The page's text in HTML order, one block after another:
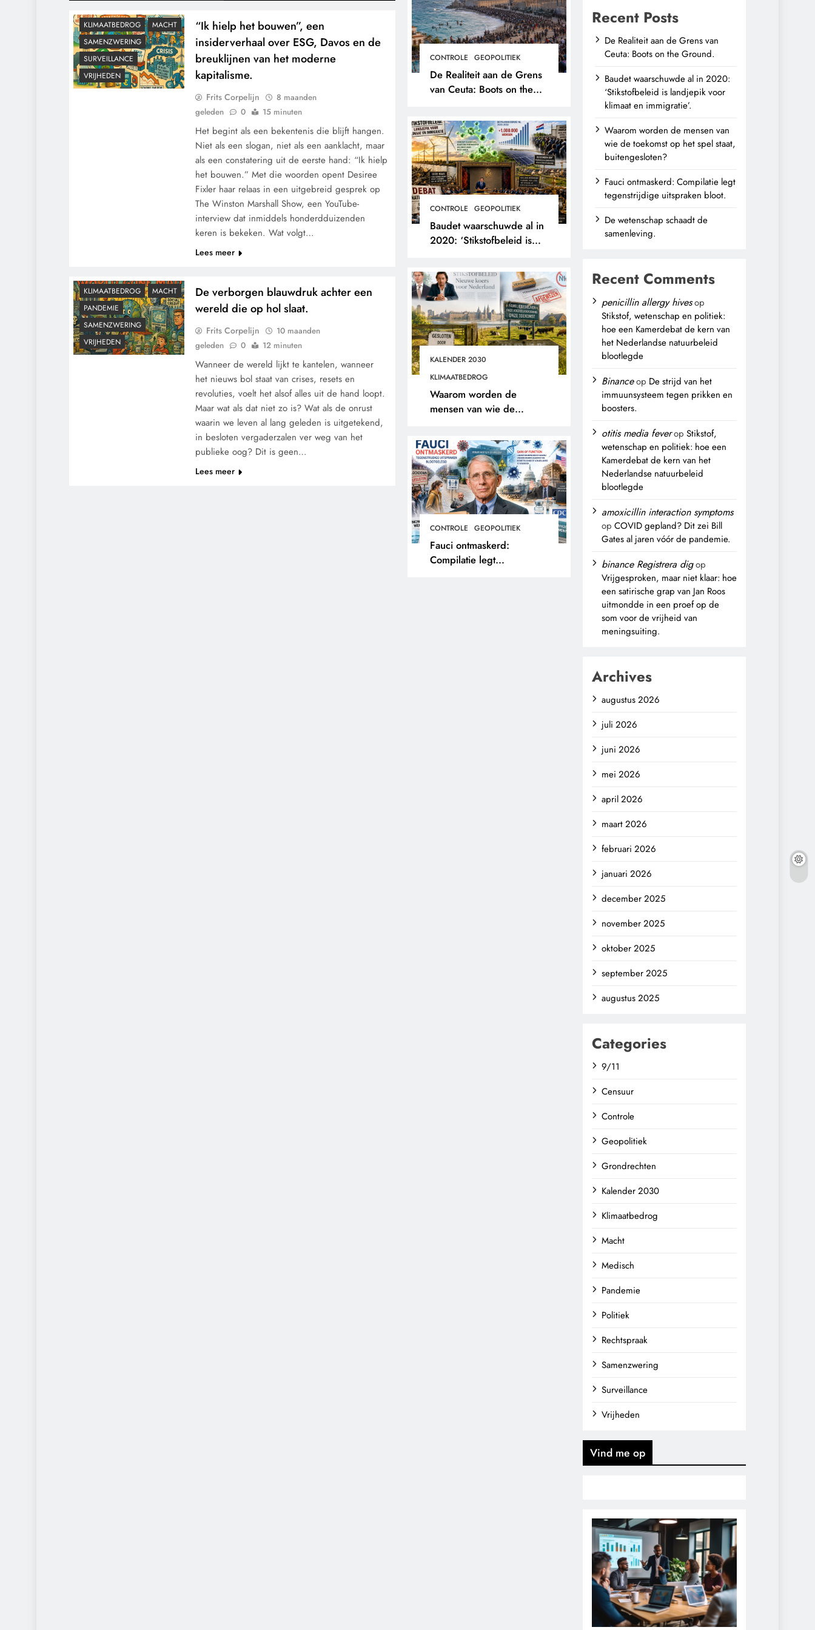
CONTROLE GEOPOLITIEK
De Realiteit aan de Grens
van Ceuta: Boots on the
CONTROLE GEOPOLITIEK
Baudet waarschuwde al in
2020: ‘Stikstofbeleid is
immigratie’.
KALENDER 2030
KLIMAATBEDROG
Waarom worden de
mensen van wie de
buitengesloten?
CONTROLE GEOPOLITIEK
Fauci ontmaskerd:
Compilatie legt
KLIMAATBEDROG
MACHT
SAMENZWERING
SURVEILLANCE
VRIJHEDEN
“Ik hielp het bouwen”, een
insiderverhaal over ESG, Davos en de
breuklijnen van het moderne
kapitalisme.
Frits Corpelijn
8 maanden
geleden
0 15 minuten
Het begint als een bekentenis die blijft hangen.
Niet als een slogan, niet als een aanklacht, maar
als een constatering uit de eerste hand: “Ik hielp
het bouwen.” Met die woorden opent Desiree
Fixler haar relaas in een uitgebreid gesprek op
The Winston Marshall Show, een YouTube-
interview dat inmiddels honderdduizenden
keren is bekeken. Wat volgt…
Lees meer
KLIMAATBEDROG
MACHT
PANDEMIE
SAMENZWERING
VRIJHEDEN
De verborgen blauwdruk achter een
wereld die op hol slaat.
Frits Corpelijn
10 maanden
geleden
0 12 minuten
Wanneer de wereld lijkt te kantelen, wanneer
het nieuws bol staat van crises, resets en
revoluties, voelt het alsof alles uit de hand loopt.
Maar wat als dat niet zo is? Wat als de onrust
waarin we leven al lang geleden is uitgetekend,
in besloten vergaderzalen ver weg van het
publieke oog? Dit is geen…
Lees meer
Recent Posts
De Realiteit aan de Grens van
Ceuta: Boots on the Ground.
Baudet waarschuwde al in 2020:
‘Stikstofbeleid is landjepik voor
klimaat en immigratie’.
Waarom worden de mensen van
wie de toekomst op het spel staat,
buitengesloten?
Fauci ontmaskerd: Compilatie legt
tegenstrijdige uitspraken bloot.
De wetenschap schaadt de
samenleving.
Recent Comments
penicillin allergy hivesop
Stikstof, wetenschap en politiek:
hoe een Kamerdebat de kern van
het Nederlandse natuurbeleid
blootlegde
Binanceop De strijd van het
immuunsysteem tegen prikken en
boosters.
otitis media feverop Stikstof,
wetenschap en politiek: hoe een
Kamerdebat de kern van het
Nederlandse natuurbeleid
blootlegde
amoxicillin interaction symptoms
op COVID gepland? Dit zei Bill
Gates al jaren vóór de pandemie.
binance Registrera digop
Vrijgesproken, maar niet klaar: hoe
een satirische grap van Jan Roos
uitmondde in een proef op de
som voor de vrijheid van
meningsuiting.
Archives
augustus 2026
juli 2026
juni 2026
mei 2026
april 2026
maart 2026
februari 2026
januari 2026
december 2025
november 2025
oktober 2025
september 2025
augustus 2025
Categories
9/11
Censuur
Controle
Geopolitiek
Grondrechten
Kalender 2030
Klimaatbedrog
Macht
Medisch
Pandemie
Politiek
Rechtspraak
Samenzwering
Surveillance
Vrijheden
Vind me op